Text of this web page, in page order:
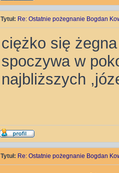
Tytuł: Re: Ostatnie pożegnanie Bogdan
ciężko się
spoczywa w
najbliższych
Tytuł: Re: Ostatnie pożegnanie Bogdan